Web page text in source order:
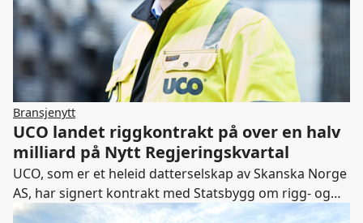
Bransjenytt
UCO landet riggkontrakt på over en halv
milliard på Nytt Regjeringskvartal
UCO, som er et heleid datterselskap av Skanska Norge
AS, har signert kontrakt med Statsbygg om rigg- og
drift til prosjektet Nytt Regjeringskvartal.